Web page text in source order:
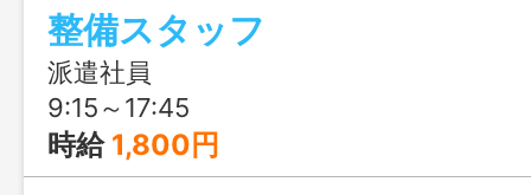
整備スタッフ
派遣社員
9:15～17:45
時給 1,800円